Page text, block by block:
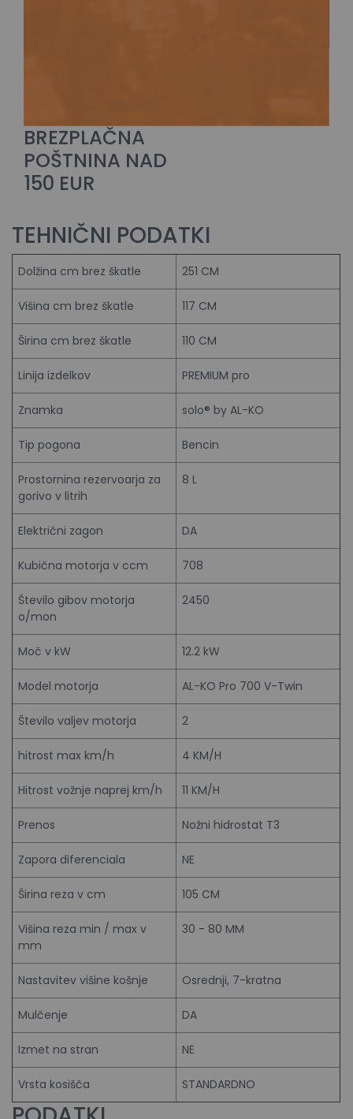
BREZPLAČNA
POŠTNINA NAD
150 EUR
TEHNIČNI PODATKI
Dolžina cm brez škatle 251 CM
Višina cm brez škatle 117 CM
Širina cm brez škatle 110 CM
Linija izdelkov PREMIUM pro
Znamka solo® by AL-KO
Tip pogona Bencin
Prostornina rezervoarja za
gorivo v litrih
8 L
Električni zagon DA
Kubična motorja v ccm 708
Število gibov motorja
o/mon
2450
Moč v kW 12.2 kW
Model motorja AL-KO Pro 700 V-Twin
Število valjev motorja 2
hitrost max km/h 4 KM/H
Hitrost vožnje naprej km/h 11 KM/H
Prenos Nožni hidrostat T3
Zapora diferenciala NE
Širina reza v cm 105 CM
Višina reza min / max v
mm
30 - 80 MM
Nastavitev višine košnje Osrednji, 7-kratna
Mulčenje DA
Izmet na stran NE
Vrsta kosišča STANDARDNO